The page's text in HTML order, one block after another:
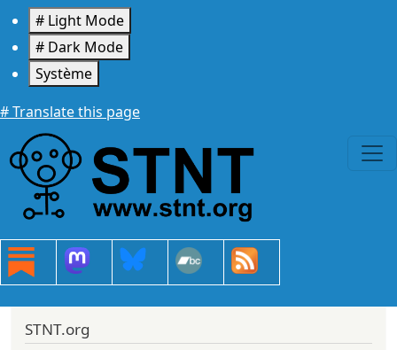
Aller au contenu principal
# Light Mode
# Dark Mode
Système
# Translate this page
STNT.org